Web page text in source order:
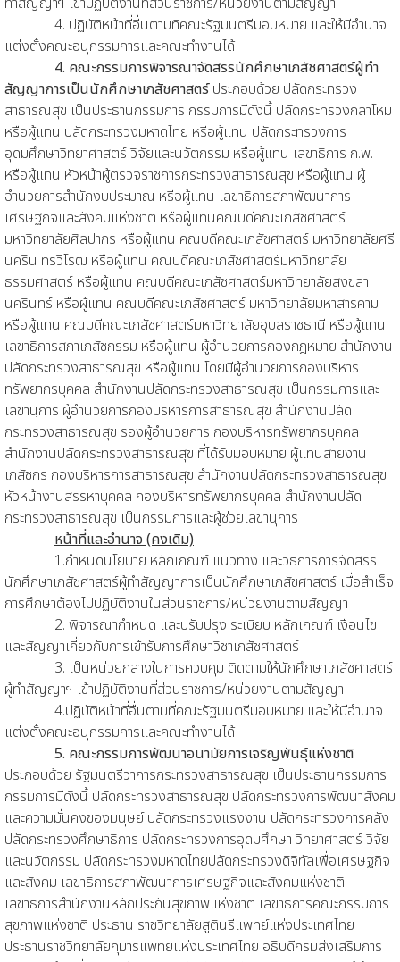
4. ปฏิบัติหน้าที่อื่นตามที่คณะรัฐมนตรีมอบหมาย และให้มีอำนาจ
แต่งตั้งคณะอนุกรรมการและคณะทำงานได้
4. คณะกรรมการพิจารณาจัดสรรนักศึกษาเภสัชศาสตร์ผู้ทำ
สัญญาการเป็นนักศึกษาเภสัชศาสตร์ประกอบด้วย ปลัดกระทรวง
สาธารณสุข เป็นประธานกรรมการ กรรมการมีดังนี้ ปลัดกระทรวงกลาโหม
หรือผู้แทน ปลัดกระทรวงมหาดไทย หรือผู้แทน ปลัดกระทรวงการ
อุดมศึกษาวิทยาศาสตร์ วิจัยและนวัตกรรม หรือผู้แทน เลขาธิการ ก.พ.
หรือผู้แทน หัวหน้าผู้ตรวจราชการกระทรวงสาธารณสุข หรือผู้แทน ผู้
อำนวยการสำนักงบประมาณ หรือผู้แทน เลขาธิการสภาพัฒนาการ
เศรษฐกิจและสังคมแห่งชาติ หรือผู้แทนคณบดีคณะเภสัชศาสตร์
มหาวิทยาลัยศิลปากร หรือผู้แทน คณบดีคณะเภสัชศาสตร์ มหาวิทยาลัยศรี
นคริน ทรวิโรฒ หรือผู้แทน คณบดีคณะเภสัชศาสตร์มหาวิทยาลัย
ธรรมศาสตร์ หรือผู้แทน คณบดีคณะเภสัชศาสตร์มหาวิทยาลัยสงขลา
นครินทร์ หรือผู้แทน คณบดีคณะเภสัชศาสตร์ มหาวิทยาลัยมหาสารคาม
หรือผู้แทน คณบดีคณะเภสัชศาสตร์มหาวิทยาลัยอุบลราชธานี หรือผู้แทน
เลขาธิการสภาเภสัชกรรม หรือผู้แทน ผู้อำนวยการกองกฎหมาย สำนักงาน
ปลัดกระทรวงสาธารณสุข หรือผู้แทน โดยมีผู้อำนวยการกองบริหาร
ทรัพยากรบุคคล สำนักงานปลัดกระทรวงสาธารณสุข เป็นกรรมการและ
เลขานุการ ผู้อำนวยการกองบริหารการสาธารณสุข สำนักงานปลัด
กระทรวงสาธารณสุข รองผู้อำนวยการ กองบริหารทรัพยากรบุคคล
สำนักงานปลัดกระทรวงสาธารณสุข ที่ได้รับมอบหมาย ผู้แทนสายงาน
เภสัชกร กองบริหารการสาธารณสุข สำนักงานปลัดกระทรวงสาธารณสุข
หัวหน้างานสรรหาบุคคล กองบริหารทรัพยากรบุคคล สำนักงานปลัด
กระทรวงสาธารณสุข เป็นกรรมการและผู้ช่วยเลขานุการ
หน้าที่และอำนาจ (คงเดิม)
1.กำหนดนโยบาย หลักเกณฑ์ แนวทาง และวิธีการการจัดสรร
นักศึกษาเภสัชศาสตร์ผู้ทำสัญญาการเป็นนักศึกษาเภสัชศาสตร์ เมื่อสำเร็จ
การศึกษาต้องไปปฏิบัติงานในส่วนราชการ/หน่วยงานตามสัญญา
2. พิจารณากำหนด และปรับปรุง ระเบียบ หลักเกณฑ์ เงื่อนไข
และสัญญาเกี่ยวกับการเข้ารับการศึกษาวิชาเภสัชศาสตร์
3. เป็นหน่วยกลางในการควบคุม ติดตามให้นักศึกษาเภสัชศาสตร์
ผู้ทำสัญญาฯ เข้าปฏิบัติงานที่ส่วนราชการ/หน่วยงานตามสัญญา
4.ปฏิบัติหน้าที่อื่นตามที่คณะรัฐมนตรีมอบหมาย และให้มีอำนาจ
แต่งตั้งคณะอนุกรรมการและคณะทำงานได้
5. คณะกรรมการพัฒนาอนามัยการเจริญพันธุ์แห่งชาติ
ประกอบด้วย รัฐมนตรีว่าการกระทรวงสาธารณสุข เป็นประธานกรรมการ
กรรมการมีดังนี้ ปลัดกระทรวงสาธารณสุข ปลัดกระทรวงการพัฒนาสังคม
และความมั่นคงของมนุษย์ ปลัดกระทรวงแรงงาน ปลัดกระทรวงการคลัง
ปลัดกระทรวงศึกษาธิการ ปลัดกระทรวงการอุดมศึกษา วิทยาศาสตร์ วิจัย
และนวัตกรรม ปลัดกระทรวงมหาดไทยปลัดกระทรวงดิจิทัลเพื่อเศรษฐกิจ
และสังคม เลขาธิการสภาพัฒนาการเศรษฐกิจและสังคมแห่งชาติ
เลขาธิการสำนักงานหลักประกันสุขภาพแห่งชาติ เลขาธิการคณะกรรมการ
สุขภาพแห่งชาติ ประธาน ราชวิทยาลัยสูตินรีแพทย์แห่งประเทศไทย
ประธานราชวิทยาลัยกุมารแพทย์แห่งประเทศไทย อธิบดีกรมส่งเสริมการ